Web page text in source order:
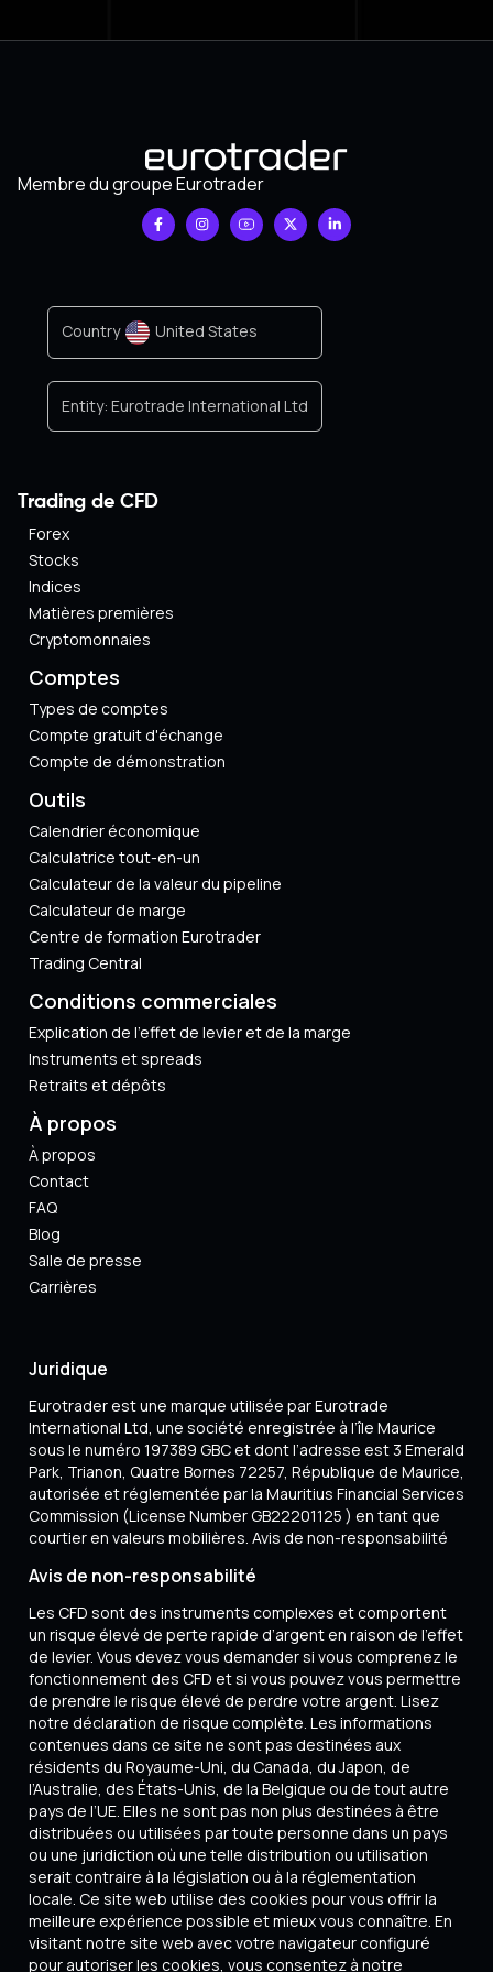
Membre du groupe Eurotrader
Country United States
Entity: Eurotrade International Ltd
Trading de CFD
Forex
Stocks
Indices
Matières premières
Cryptomonnaies
Comptes
Types de comptes
Compte gratuit d'échange
Compte de démonstration
Outils
Calendrier économique
Calculatrice tout-en-un
Calculateur de la valeur du pipeline
Calculateur de marge
Centre de formation Eurotrader
Trading Central
Conditions commerciales
Explication de l'effet de levier et de la marge
Instruments et spreads
Retraits et dépôts
À propos
À propos
Contact
FAQ
Blog
Salle de presse
Carrières
Juridique
Eurotrader est une marque utilisée par Eurotrade
International Ltd, une société enregistrée à l’île Maurice
sous le numéro 197389 GBC et dont l’adresse est 3 Emerald
Park, Trianon, Quatre Bornes 72257, République de Maurice,
autorisée et réglementée par la Mauritius Financial Services
Commission (License Number GB22201125 ) en tant que
courtier en valeurs mobilières. Avis de non-responsabilité
Avis de non-responsabilité
Les CFD sont des instruments complexes et comportent
un risque élevé de perte rapide d’argent en raison de l’effet
de levier. Vous devez vous demander si vous comprenez le
fonctionnement des CFD et si vous pouvez vous permettre
de prendre le risque élevé de perdre votre argent. Lisez
notre déclaration de risque complète. Les informations
contenues dans ce site ne sont pas destinées aux
résidents du Royaume-Uni, du Canada, du Japon, de
l’Australie, des États-Unis, de la Belgique ou de tout autre
pays de l’UE. Elles ne sont pas non plus destinées à être
distribuées ou utilisées par toute personne dans un pays
ou une juridiction où une telle distribution ou utilisation
serait contraire à la législation ou à la réglementation
locale. Ce site web utilise des cookies pour vous offrir la
meilleure expérience possible et mieux vous connaître. En
visitant notre site web avec votre navigateur configuré
pour autoriser les cookies, vous consentez à notre